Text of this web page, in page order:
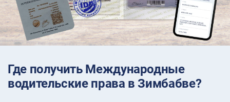
Где получить Международные
водительские права в Зимбабве?